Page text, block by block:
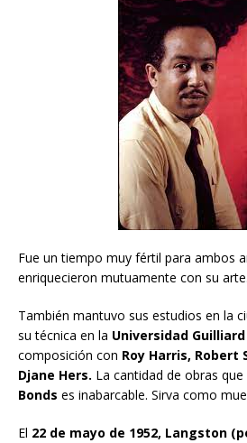
Fue un tiempo muy fértil para ambos
enriquecieron mutuamente con su arte.
También mantuvo sus estudios en la
su técnica en la Universidad
composición con Roy Harris, Robert
Djane Hers. La cantidad de obras
Bonds es inabarcable. Sirva como
El 22 de mayo de 1952, Langston